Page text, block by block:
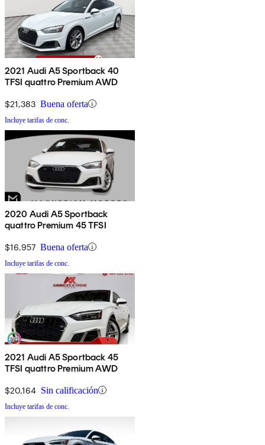
2021 Audi A5 Sportback 40
TFSI quattro Premium AWD
$21,383 Buena oferta
Incluye tarifas de conc.
2020 Audi A5 Sportback
quattro Premium 45 TFSI
$16,957 Buena oferta
Incluye tarifas de conc.
2021 Audi A5 Sportback 45
TFSI quattro Premium AWD
$20,164 Sin calificación
Incluye tarifas de conc.